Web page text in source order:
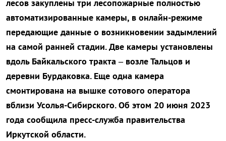
лесов закуплены три лесопожарные полностью
автоматизированные камеры, в онлайн-режиме
передающие данные о возникновении задымлений
на самой ранней стадии. Две камеры установлены
вдоль Байкальского тракта – возле Тальцов и
деревни Бурдаковка. Еще одна камера
смонтирована на вышке сотового оператора
вблизи Усолья-Сибирского. Об этом 20 июня 2023
года сообщила пресс-служба правительства
Иркутской области.